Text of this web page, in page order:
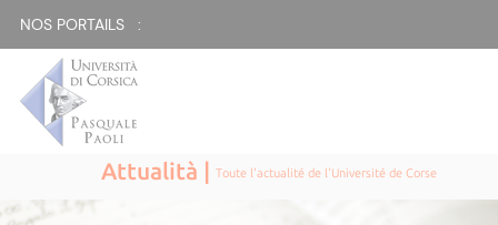
NOS PORTAILS :
Attualità |Toute l'actualité de l'Université de Corse